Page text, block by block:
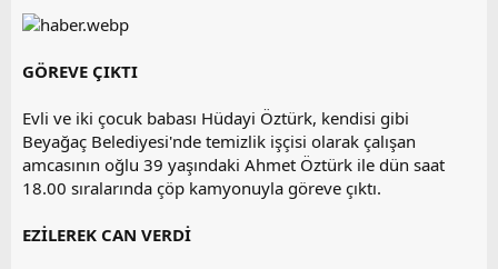
l
t
a
i
GÖREVE ÇIKTI
Evli ve iki çocuk babası Hüdayi Öztürk, kendisi gibi
Beyağaç Belediyesi'nde temizlik işçisi olarak çalışan
amcasının oğlu 39 yaşındaki Ahmet Öztürk ile dün saat
18.00 sıralarında çöp kamyonuyla göreve çıktı.
EZİLEREK CAN VERDİ